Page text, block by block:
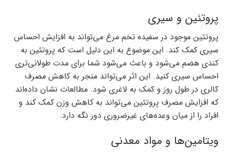
پروتئین و سیری
پروتئین موجود در سفیده تخم مرغ می‌تواند به افزایش احساس
سیری کمک کند. این موضوع به این دلیل است که پروتئین به
کندی هضم می‌شود و باعث می‌شود شما برای مدت طولانی‌تری
احساس سیری کنید. این اثر می‌تواند منجر به کاهش مصرف
کالری در طول روز و کمک به لاغری شود. مطالعات نشان داده‌اند
که افزایش مصرف پروتئین می‌تواند به کاهش وزن کمک کند و
افراد را از میان وعده‌های غیرضروری دور نگه دارد.
ویتامین‌ها و مواد معدنی